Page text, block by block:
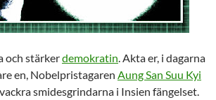
och stärkerdemokratin. Akta er, i dagarna
en, Nobelpristagaren Aung San Suu Kyi
smidesgrindarna i Insien fängelset.